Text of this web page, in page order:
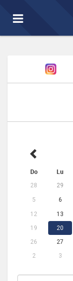
Toggle
navigation
Do Lu
28 29
5 6
12 13
19
20
26
27
2
3